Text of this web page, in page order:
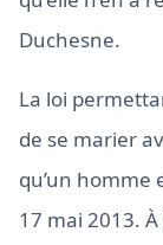
Duchesne.
La loi
de se marier
qu’un
17 mai 2013.